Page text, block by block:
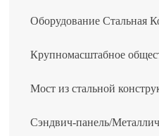
Оборудование Стальная
Крупномасштабное
Мост из стальной
Сэндвич-панель/